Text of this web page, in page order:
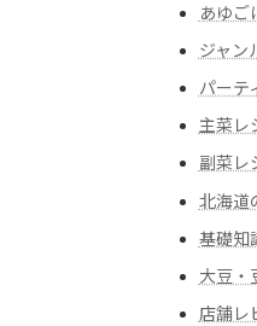
あゆご
ジャン
パーテ
主菜レ
副菜レ
北海道
基礎知
大豆・
店舗レ